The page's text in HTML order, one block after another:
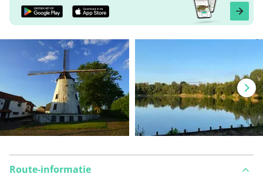
Route-informatie